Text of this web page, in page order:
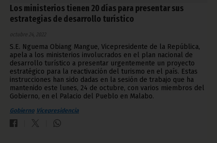
Los ministerios tienen 20 días para presentar sus
estrategias de desarrollo turístico
octubre 24, 2022
S.E. Nguema Obiang Mangue, Vicepresidente de la República,
apela a los ministerios involucrados en el plan nacional de
desarrollo turístico a presentar urgentemente un proyecto
estratégico para la reactivación del turismo en el país. Estas
instrucciones han sido dadas en la sesión de trabajo que ha
mantenido este lunes, 24 de octubre, con varios miembros del
Gobierno, en el Palacio del Pueblo en Malabo.
Gobierno Vicepresidencia